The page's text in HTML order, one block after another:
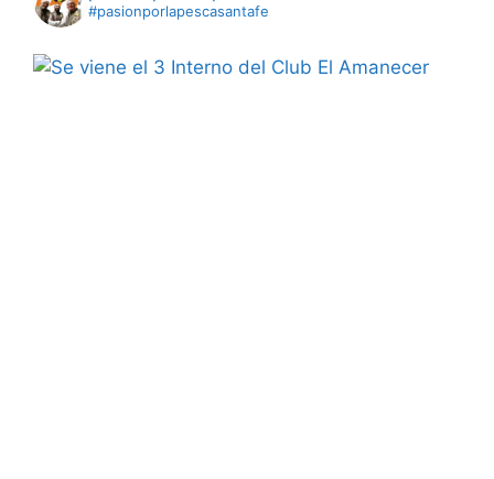
#pasionporlapescasantafe